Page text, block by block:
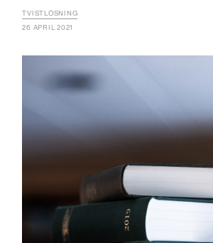
TVISTLÖSNING
26 APRIL 2021